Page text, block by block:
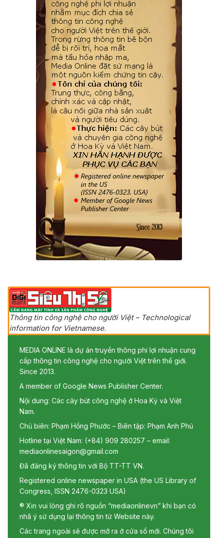
Thông tin công nghệ cho người Việt – Technological
information for Vietnamese.
MEDIA ONLINE là dự án truyền thông phi lợi nhuận cung
cấp thông tin công nghệ cho người Việt trên thế giới.
Since 2013.
A member of Google News Publisher Center.
Nội dung: Các cây bút công nghệ ở Hoa Kỳ và Việt
Nam.
Chủ biên: Phạm Hồng Phước – Biên tập: Phạm Anh Phú
Hotline tại Việt Nam: (+84) 909 280257 – email:
mediaonlinesaigon@gmail.com
Đã đăng ký thông tin với Bộ TT-TT VN.
Registered online newspaper in USA (the US Library of
Congress, ISSN 2476-0323 USA)
® Xin vui lòng ghi rõ nguồn “mediaonlinevn” khi bạn có
nhã ý sử dụng lại thông tin từ Website này.
Các trang ngoài sẽ được mở ra ở cửa sổ mới. Chúng tôi